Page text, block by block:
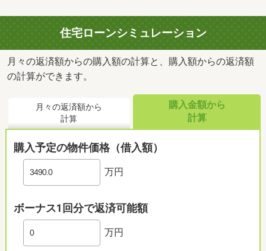
住宅ローンシミュレーション
月々の返済額からの購入額の計算と、購入額からの返済額
の計算ができます。
月々の返済額から
計算
購入金額から
計算
購入予定の物件価格（借入額）
万円
ボーナス1回分で返済可能額
万円